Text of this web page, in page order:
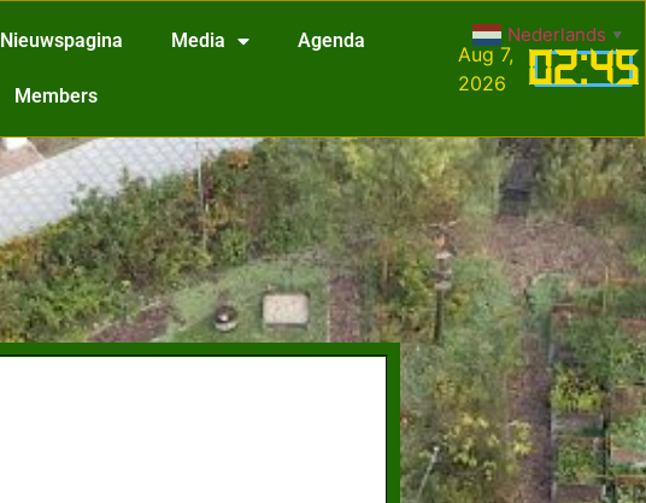
Nieuwspagina Media Agenda
Members
02:45
Aug 7,
2026
Nederlands ▼